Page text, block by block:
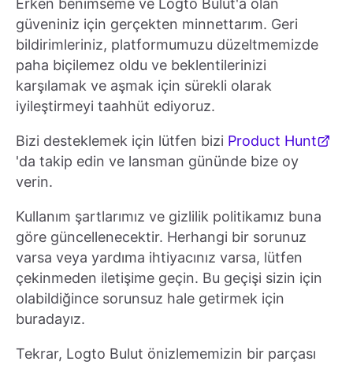
Erken benimseme ve Logto Bulut'a olan
güveniniz için gerçekten minnettarım. Geri
bildirimleriniz, platformumuzu düzeltmemizde
paha biçilemez oldu ve beklentilerinizi
karşılamak ve aşmak için sürekli olarak
iyileştirmeyi taahhüt ediyoruz.
Bizi desteklemek için lütfen bizi Product Hunt
'da takip edin ve lansman gününde bize oy
verin.
Kullanım şartlarımız ve gizlilik politikamız buna
göre güncellenecektir. Herhangi bir sorunuz
varsa veya yardıma ihtiyacınız varsa, lütfen
çekinmeden iletişime geçin. Bu geçişi sizin için
olabildiğince sorunsuz hale getirmek için
buradayız.
Tekrar, Logto Bulut önizlememizin bir parçası